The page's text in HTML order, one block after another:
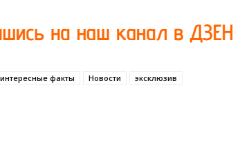
интересные факты Новости эксклюзив